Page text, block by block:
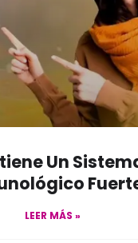
Un
LEER MÁS »